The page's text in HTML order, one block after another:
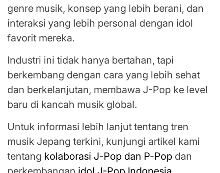
genre musik, konsep yang lebih berani, dan
interaksi yang lebih personal dengan idol
favorit mereka.
Industri ini tidak hanya bertahan, tapi
berkembang dengan cara yang lebih sehat
dan berkelanjutan, membawa J-Pop ke level
baru di kancah musik global.
Untuk informasi lebih lanjut tentang tren
musik Jepang terkini, kunjungi artikel kami
tentang kolaborasi J-Pop dan P-Pop dan